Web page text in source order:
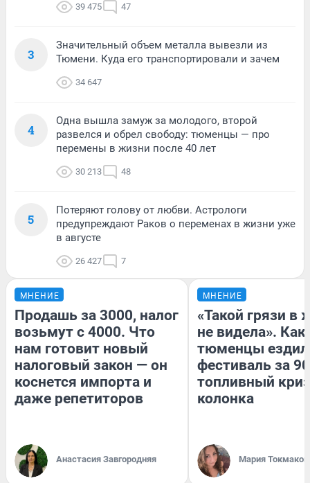
39 475 47
3
Значительный объем металла вывезли из
Тюмени. Куда его транспортировали и зачем
34 647
4
Одна вышла замуж за молодого, второй
развелся и обрел свободу: тюменцы — про
перемены в жизни после 40 лет
30 213 48
5
Потеряют голову от любви. Астрологи
предупреждают Раков о переменах в жизни уже
в августе
26 427 7
МНЕНИЕ
Продашь за 3000, налог
возьмут с 4000. Что
нам готовит новый
налоговый закон — он
коснется импорта и
даже репетиторов
Анастасия Завгородняя
МНЕНИЕ
«Такой грязи в
не видела». Как
тюменцы
фестиваль за
топливный
колонка
Мария